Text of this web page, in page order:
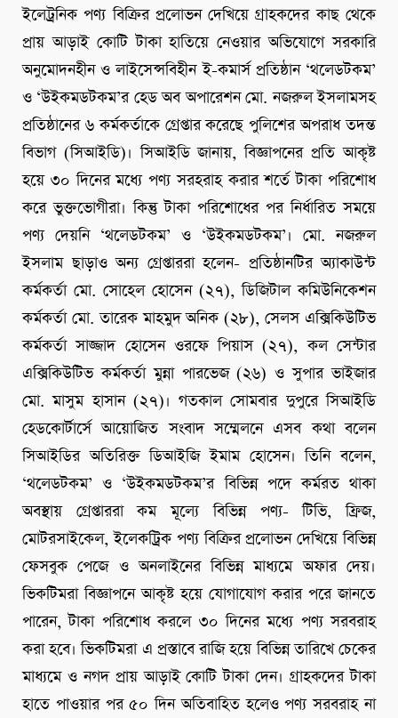
ইলেট্রনিক পণ্য বিক্রির প্রলোভন দেখিয়ে গ্রাহকদের কাছ থেকে
প্রায় আড়াই কোটি টাকা হাতিয়ে নেওয়ার অভিযোগে সরকারি
অনুমোদনহীন ও লাইসেন্সবিহীন ই-কমার্স প্রতিষ্ঠান ‘থলেডটকম’
ও ‘উইকমডটকম’র হেড অব অপারেশন মো. নজরুল ইসলামসহ
প্রতিষ্ঠানের ৬ কর্মকর্তাকে গ্রেপ্তার করেছে পুলিশের অপরাধ তদন্ত
বিভাগ (সিআইডি)। সিআইডি জানায়, বিজ্ঞাপনের প্রতি আকৃষ্ট
হয়ে ৩০ দিনের মধ্যে পণ্য সরহরাহ করার শর্তে টাকা পরিশোধ
করে ভুক্তভোগীরা। কিন্তু টাকা পরিশোধের পর নির্ধারিত সময়ে
পণ্য দেয়নি ‘থলেডটকম’ ও ‘উইকমডটকম’। মো. নজরুল
ইসলাম ছাড়াও অন্য গ্রেপ্তাররা হলেন- প্রতিষ্ঠানটির অ্যাকাউন্ট
কর্মকর্তা মো. সোহেল হোসেন (২৭), ডিজিটাল কমিউনিকেশন
কর্মকর্তা মো. তারেক মাহমুদ অনিক (২৮), সেলস এক্সিকিউটিভ
কর্মকর্তা সাজ্জাদ হোসেন ওরফে পিয়াস (২৭), কল সেন্টার
এক্সিকিউটিভ কর্মকর্তা মুন্না পারভেজ (২৬) ও সুপার ভাইজার
মো. মাসুম হাসান (২৭)। গতকাল সোমবার দুপুরে সিআইডি
হেডকোর্টার্সে আয়োজিত সংবাদ সম্মেলনে এসব কথা বলেন
সিআইডির অতিরিক্ত ডিআইজি ইমাম হোসেন। তিনি বলেন,
‘থলেডটকম’ ও ‘উইকমডটকম’র বিভিন্ন পদে কর্মরত থাকা
অবস্থায় গ্রেপ্তাররা কম মূল্যে বিভিন্ন পণ্য- টিভি, ফ্রিজ,
মোটরসাইকেল, ইলেকট্রিক পণ্য বিক্রির প্রলোভন দেখিয়ে বিভিন্ন
ফেসবুক পেজে ও অনলাইনের বিভিন্ন মাধ্যমে অফার দেয়।
ভিকটিমরা বিজ্ঞাপনে আকৃষ্ট হয়ে যোগাযোগ করার পরে জানতে
পারেন, টাকা পরিশোধ করলে ৩০ দিনের মধ্যে পণ্য সরবরাহ
করা হবে। ভিকটিমরা এ প্রস্তাবে রাজি হয়ে বিভিন্ন তারিখে চেকের
মাধ্যমে ও নগদ প্রায় আড়াই কোটি টাকা দেন। গ্রাহকদের টাকা
হাতে পাওয়ার পর ৫০ দিন অতিবাহিত হলেও পণ্য সরবরাহ না